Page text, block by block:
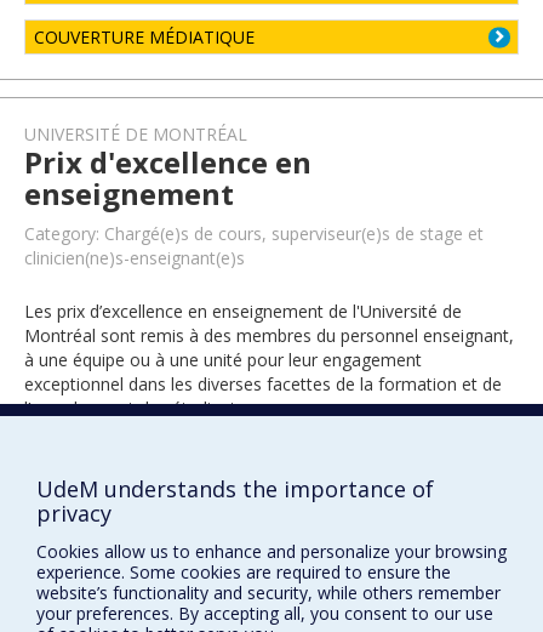
COUVERTURE MÉDIATIQUE
UNIVERSITÉ DE MONTRÉAL
Prix d'excellence en
enseignement
Category: Chargé(e)s de cours, superviseur(e)s de stage et
clinicien(ne)s-enseignant(e)s
Les prix d’excellence en enseignement de l'Université de
Montréal sont remis à des membres du personnel enseignant,
à une équipe ou à une unité pour leur engagement
exceptionnel dans les diverses facettes de la formation et de
l’encadrement des étudiants.
UdeM understands the importance of
privacy
Cookies allow us to enhance and personalize your browsing
experience. Some cookies are required to ensure the
website’s functionality and security, while others remember
your preferences. By accepting all, you consent to our use